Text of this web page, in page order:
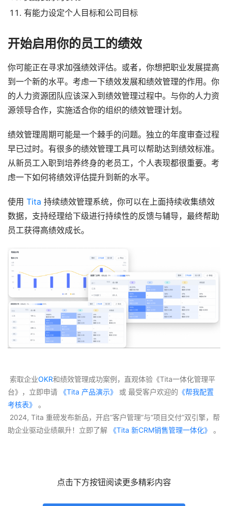
有能力设定个人目标和公司目标
开始启用你的员工的绩效
你可能正在寻求加强绩效评估。或者，你想把职业发展提高
到一个新的水平。考虑一下绩效发展和绩效管理的作用。你
的人力资源团队应该深入到绩效管理过程中。与你的人力资
源领导合作，实施适合你的组织的绩效管理计划。
绩效管理周期可能是一个棘手的问题。独立的年度审查过程
早已过时。有很多的绩效管理工具可以帮助达到绩效标准。
从新员工入职到培养终身的老员工，个人表现都很重要。考
虑一下如何将绩效评估提升到新的水平。
使用 Tita 持续绩效管理系统，你可以在上面持续收集绩效
数据，支持经理给下级进行持续性的反馈与辅导，最终帮助
员工获得高绩效成长。
索取企业OKR和绩效管理成功案例，直观体验《Tita一体化管理平
台》，立即申请 《Tita 产品演示》 或 最受客户欢迎的 《帮我配置
考核表》
。
助企业驱动业绩飙升！立即了解 《Tita 新CRM销售管理一体化》 。
点击下方按钮阅读更多精彩内容